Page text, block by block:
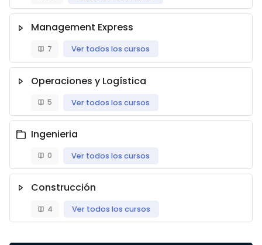
Management Express
7 Ver todos los cursos
Operaciones y Logística
5 Ver todos los cursos
Ingenieria
0 Ver todos los cursos
Construcción
4 Ver todos los cursos